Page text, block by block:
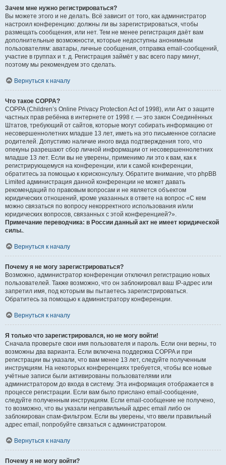
Зачем мне нужно регистрироваться?
Вы можете этого и не делать. Всё зависит от того, как администратор
настроил конференцию: должны ли вы зарегистрироваться, чтобы
размещать сообщения, или нет. Тем не менее регистрация даёт вам
дополнительные возможности, которые недоступны анонимным
пользователям: аватары, личные сообщения, отправка email-сообщений,
участие в группах и т. д. Регистрация займёт у вас всего пару минут,
поэтому мы рекомендуем это сделать.
Вернуться к началу
Что такое COPPA?
COPPA (Children’s Online Privacy Protection Act of 1998), или Акт о защите
частных прав ребёнка в интернете от 1998 г. — это закон Соединённых
Штатов, требующий от сайтов, которые могут собирать информацию от
несовершеннолетних младше 13 лет, иметь на это письменное согласие
родителей. Допустимо наличие иного вида подтверждения того, что
опекуны разрешают сбор личной информации от несовершеннолетних
младше 13 лет. Если вы не уверены, применимо ли это к вам, как к
регистрирующемуся на конференции, или к самой конференции,
обратитесь за помощью к юрисконсульту. Обратите внимание, что phpBB
Limited администрация данной конференции не может давать
рекомендаций по правовым вопросам и не является объектом
юридических отношений, кроме указанных в ответе на вопрос «С кем
можно связаться по вопросу некорректного использования и/или
юридических вопросов, связанных с этой конференцией?».
Примечание переводчика: в России данный акт не имеет юридической
силы..
Вернуться к началу
Почему я не могу зарегистрироваться?
Возможно, администратор конференции отключил регистрацию новых
пользователей. Также возможно, что он заблокировал ваш IP-адрес или
запретил имя, под которым вы пытаетесь зарегистрироваться.
Обратитесь за помощью к администратору конференции.
Вернуться к началу
Я только что зарегистрировался, но не могу войти!
Сначала проверьте свои имя пользователя и пароль. Если они верны, то
возможны два варианта. Если включена поддержка COPPA и при
регистрации вы указали, что вам менее 13 лет, следуйте полученным
инструкциям. На некоторых конференциях требуется, чтобы все новые
учётные записи были активированы пользователями или
администратором до входа в систему. Эта информация отображается в
процессе регистрации. Если вам было прислано email-сообщение,
следуйте полученным инструкциям. Если email-сообщение не получено,
то возможно, что вы указали неправильный адрес email либо он
заблокирован спам-фильтром. Если вы уверены, что ввели правильный
адрес email, попробуйте связаться с администратором.
Вернуться к началу
Почему я не могу войти?